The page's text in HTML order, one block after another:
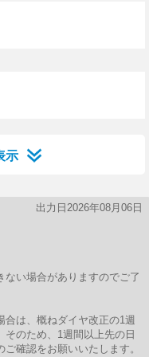
示
出力日2026年08月06日
い場合がありますのでご了
は、概ねダイヤ改正の1週
のため、1週間以上先の日
確認をお願いいたします。